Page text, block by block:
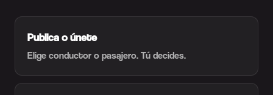
Publica o únete
Elige conductor o pasajero. Tú decides.